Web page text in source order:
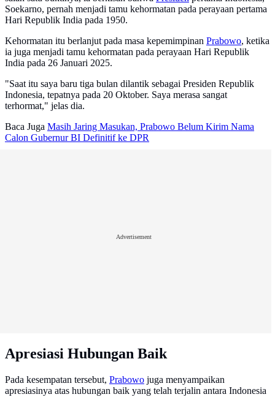
Soekarno, pernah menjadi tamu kehormatan pada perayaan pertama
Hari Republik India pada 1950.
Kehormatan itu berlanjut pada masa kepemimpinan Prabowo, ketika
ia juga menjadi tamu kehormatan pada perayaan Hari Republik
India pada 26 Januari 2025.
"Saat itu saya baru tiga bulan dilantik sebagai Presiden Republik
Indonesia, tepatnya pada 20 Oktober. Saya merasa sangat
terhormat," jelas dia.
Baca Juga Masih Jaring Masukan, Prabowo Belum Kirim Nama
Calon Gubernur BI Definitif ke DPR
Advertisement
Apresiasi Hubungan Baik
Pada kesempatan tersebut, Prabowo juga menyampaikan
apresiasinya atas hubungan baik yang telah terjalin antara Indonesia